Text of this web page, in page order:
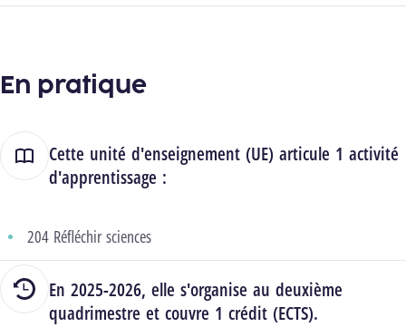
En pratique
Cette unité d'enseignement (UE) articule 1 activité
d'apprentissage :
204 Réfléchir sciences
En 2025-2026, elle s'organise au deuxième
quadrimestre et couvre 1 crédit (ECTS).